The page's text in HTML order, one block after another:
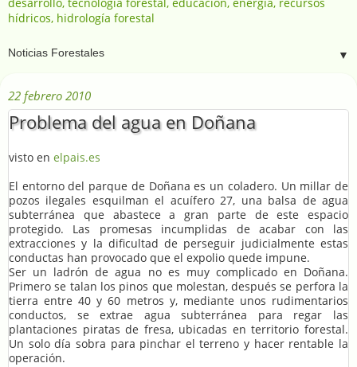
hídricos, hidrología forestal
▼
22 febrero 2010
Problema del agua en Doñana
visto en elpais.es
El entorno del parque de Doñana es un coladero. Un millar de
pozos ilegales esquilman el acuífero 27, una balsa de agua
subterránea que abastece a gran parte de este espacio
protegido. Las promesas incumplidas de acabar con las
extracciones y la dificultad de perseguir judicialmente estas
conductas han provocado que el expolio quede impune.
Ser un ladrón de agua no es muy complicado en Doñana.
Primero se talan los pinos que molestan, después se perfora la
tierra entre 40 y 60 metros y, mediante unos rudimentarios
conductos, se extrae agua subterránea para regar las
plantaciones piratas de fresa, ubicadas en territorio forestal.
Un solo día sobra para pinchar el terreno y hacer rentable la
operación.